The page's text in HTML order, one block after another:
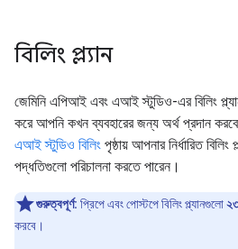
বিলিং প্ল্যান
জেমিনি এপিআই এবং এআই স্টুডিও-এর বিলিং প্ল্যান
করে আপনি কখন ব্যবহারের জন্য অর্থ প্রদান
এআই স্টুডিও বিলিং পৃষ্ঠায় আপনার নির্ধারিত
পদ্ধতিগুলো পরিচালনা করতে পারেন।
গুরুত্বপূর্ণ: প্রিপে এবং পোস্টপে বিলিং প্ল্যানগুলো
করবে।